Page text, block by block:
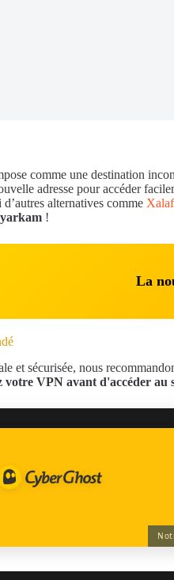
comme une destination
adresse pour accéder
alternatives comme
yarkam !
La
et sécurisée, nous
votre VPN avant d'accéder au